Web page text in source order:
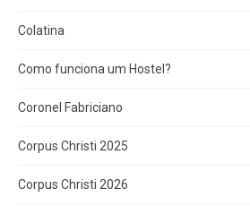
Colatina
Como funciona um Hostel?
Coronel Fabriciano
Corpus Christi 2025
Corpus Christi 2026